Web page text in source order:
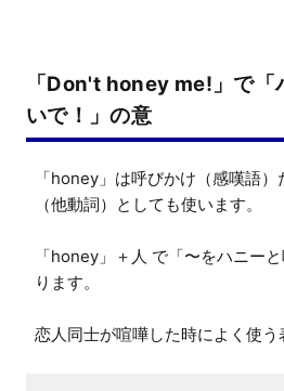
「Don't honey me!」で「
いで！」の意
「honey」は呼びかけ（感嘆語
（他動詞）としても使います。
「honey」＋人 で「〜をハニー
ります。
恋人同士が喧嘩した時によく使う